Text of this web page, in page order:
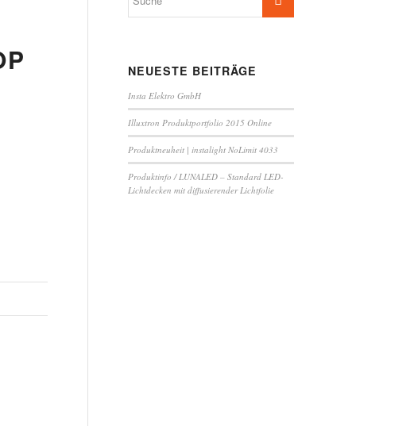
NEUESTE BEITRÄGE
Insta Elektro GmbH
Illuxtron Produktportfolio 2015 Online
Produktneuheit | instalight NoLimit 4033
Produktinfo / LUNALED – Standard LED-
Lichtdecken mit diffusierender Lichtfolie